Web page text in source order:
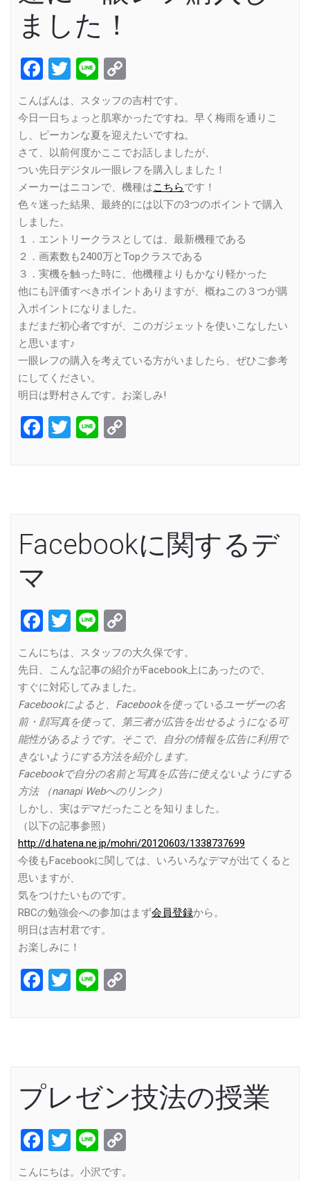
ました！
Facebook
Twitter
Line
Link
こんばんは、スタッフの吉村です。
今日一日ちょっと肌寒かったですね。早く梅雨を通りこ
し、ピーカンな夏を迎えたいですね。
さて、以前何度かここでお話しましたが、
つい先日デジタル一眼レフを購入しました！
メーカーはニコンで、機種はこちらです！
色々迷った結果、最終的には以下の3つのポイントで購入
しました。
１．エントリークラスとしては、最新機種である
２．画素数も2400万とTopクラスである
３．実機を触った時に、他機種よりもかなり軽かった
他にも評価すべきポイントありますが、概ねこの３つが購
入ポイントになりました。
まだまだ初心者ですが、このガジェットを使いこなしたい
と思います♪
一眼レフの購入を考えている方がいましたら、ぜひご参考
にしてください。
明日は野村さんです。お楽しみ!
Facebook
Twitter
Line
Facebookに関するデ
マ
Facebook
Twitter
Line
Link
こんにちは、スタッフの大久保です。
先日、こんな記事の紹介がFacebook上にあったので、
すぐに対応してみました。
Facebookによると、Facebookを使っているユーザーの名
前・顔写真を使って、第三者が広告を出せるようになる可
能性があるようです。そこで、自分の情報を広告に利用で
きないようにする方法を紹介します。
Facebookで自分の名前と写真を広告に使えないようにする
方法 （nanapi Webへのリンク）
しかし、実はデマだったことを知りました。
（以下の記事参照）
http://d.hatena.ne.jp/mohri/20120603/1338737699
今後もFacebookに関しては、いろいろなデマが出てくると
思いますが、
気をつけたいものです。
RBCの勉強会への参加はまず会員登録から。
明日は吉村君です。
お楽しみに！
Facebook
Twitter
Line
プレゼン技法の授業
Facebook
Twitter
Line
こんにちは。小沢です。